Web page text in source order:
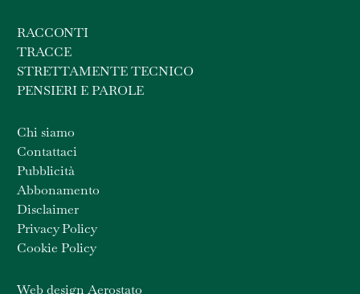
RACCONTI
TRACCE
STRETTAMENTE TECNICO
PENSIERI E PAROLE
Chi siamo
Contattaci
Pubblicità
Abbonamento
Disclaimer
Privacy Policy
Cookie Policy
Web design Aerostato